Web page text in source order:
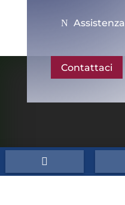
Assistenza
Contattaci
Conti Srl
P.IVA:03546921200
